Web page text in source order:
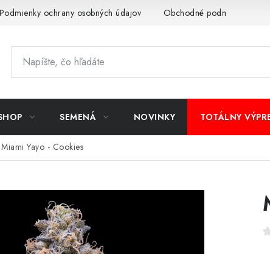
Podmienky ochrany osobných údajov Obchodné podmienky
SEMENÁ NOVINKY TOTÁLNY
Miami Yayo - Cookies